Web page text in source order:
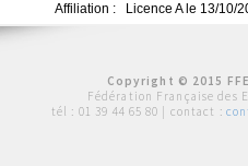
Affiliation :
Licence A le 13/10/
Copyright © 2015
Fédération Française des
tél : 01 39 44 65 80 | contact :